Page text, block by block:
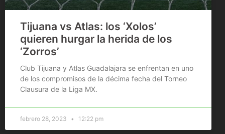
Tijuana vs Atlas: los ‘Xolos’
quieren hurgar la herida de los
‘Zorros’
Club Tijuana y Atlas Guadalajara se enfrentan en uno
de los compromisos de la décima fecha del Torneo
Clausura de la Liga MX.
febrero 28, 2023 12:22 pm